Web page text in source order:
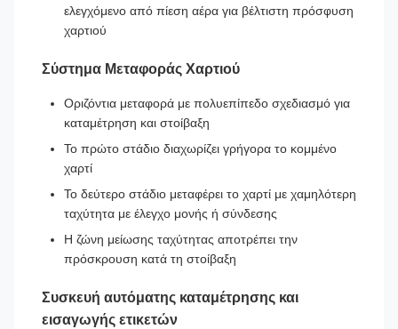
ελεγχόμενο από πίεση αέρα για βέλτιστη πρόσφυση
χαρτιού
Σύστημα Μεταφοράς Χαρτιού
Οριζόντια μεταφορά με πολυεπίπεδο σχεδιασμό για
καταμέτρηση και στοίβαξη
Το πρώτο στάδιο διαχωρίζει γρήγορα το κομμένο
χαρτί
Το δεύτερο στάδιο μεταφέρει το χαρτί με χαμηλότερη
ταχύτητα με έλεγχο μονής ή σύνδεσης
Η ζώνη μείωσης ταχύτητας αποτρέπει την
πρόσκρουση κατά τη στοίβαξη
Συσκευή αυτόματης καταμέτρησης και
εισαγωγής ετικετών